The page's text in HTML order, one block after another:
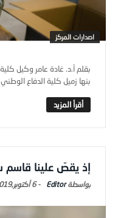
اصدارات المركز
بقلم أ.د. غادة عامر وكيل
بنها زميل كلية الدفاع
إذ يقصّ علينا قاسم
Editor
-6 أكتوبر,2019